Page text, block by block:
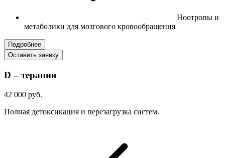
Ноотропы и
метаболики для мозгового кровообращения
Подробнее
Оставить заявку
D – терапия
42 000 руб.
Полная детоксикация и перезагрузка систем.